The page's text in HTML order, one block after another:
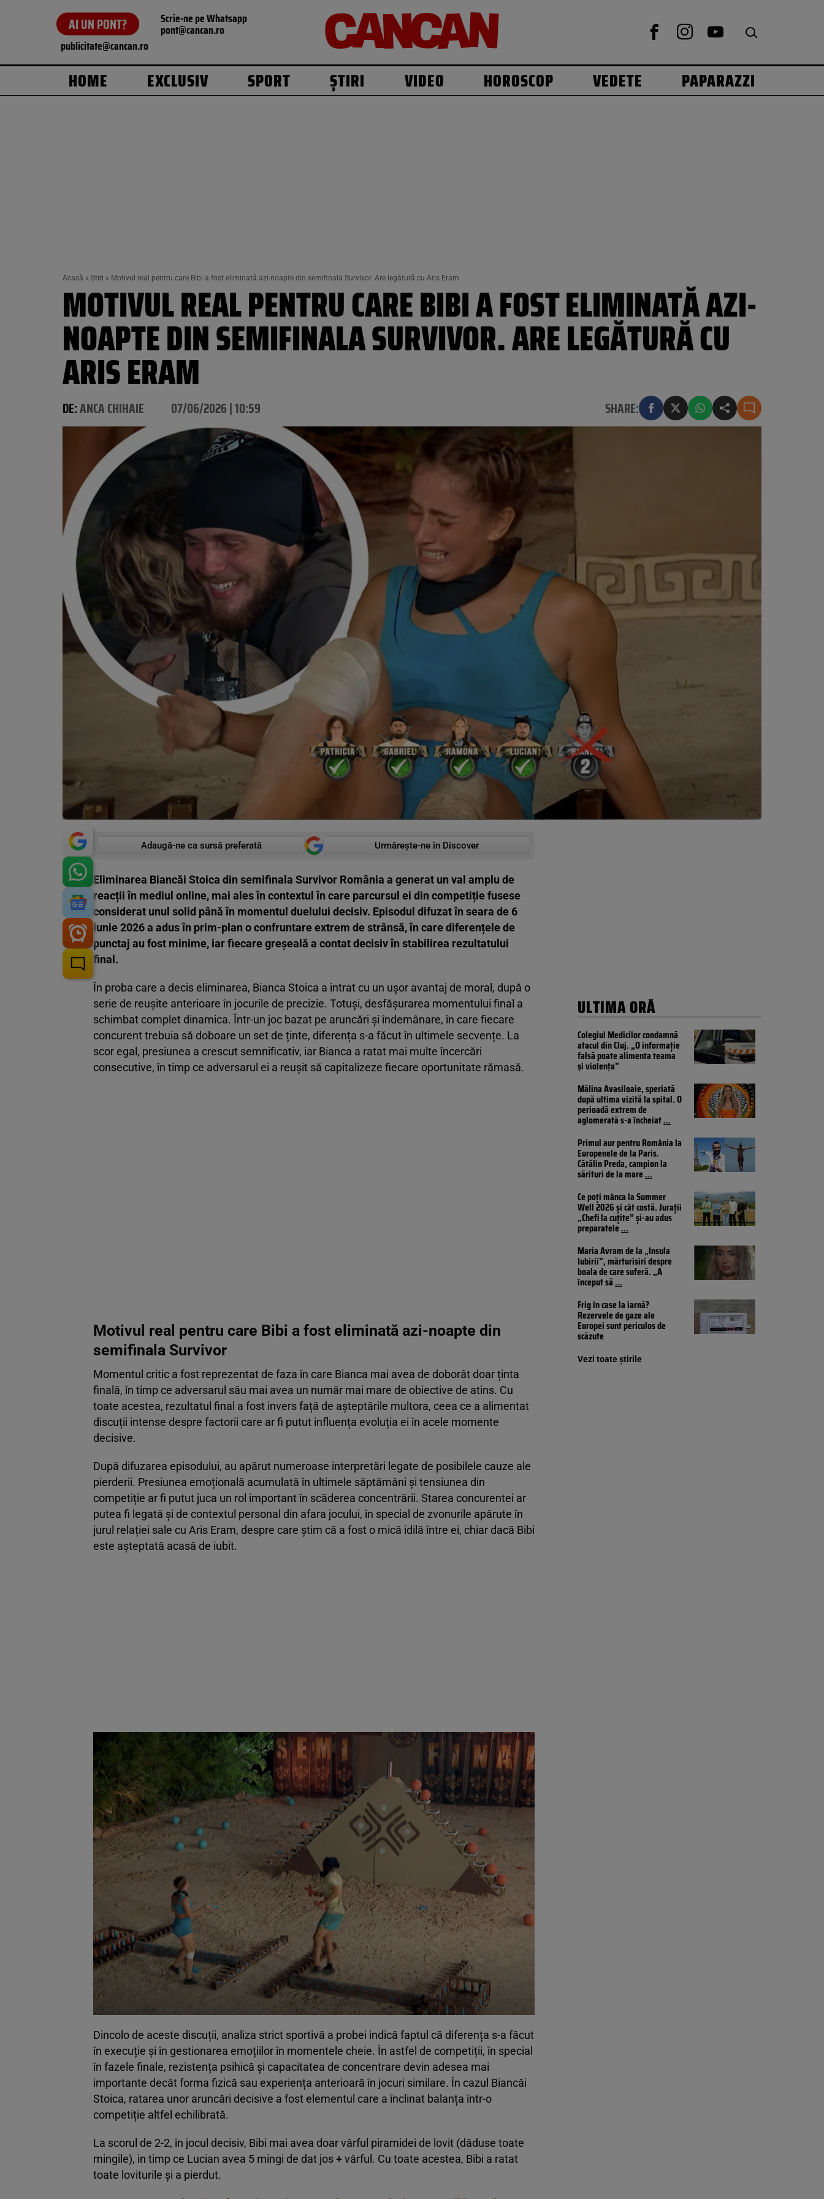
AI UN PONT? Scrie-ne pe Whatsapp
pont@cancan.ro
publicitate@cancan.ro
HOME EXCLUSIV SPORT ȘTIRI VIDEO HOROSCOP VEDETE PAPARAZZI
Acasă » Știri » Motivul real pentru care Bibi a fost eliminată azi-noapte din semifinala Survivor. Are legătură cu Aris Eram
MOTIVUL REAL PENTRU CARE BIBI A FOST ELIMINATĂ AZI-
NOAPTE DIN SEMIFINALA SURVIVOR. ARE LEGĂTURĂ CU
ARIS ERAM
DE:ANCA CHIHAIE 07/06/2026 | 10:59 SHARE:
Adaugă-ne ca sursă preferată Urmărește-ne în Discover
Eliminarea Biancăi Stoica din semifinala Survivor România a generat un val amplu de
reacții în mediul online, mai ales în contextul în care parcursul ei din competiție fusese
considerat unul solid până în momentul duelului decisiv. Episodul difuzat în seara de 6
iunie 2026 a adus în prim-plan o confruntare extrem de strânsă, în care diferențele de
punctaj au fost minime, iar fiecare greșeală a contat decisiv în stabilirea rezultatului
final.
În proba care a decis eliminarea, Bianca Stoica a intrat cu un ușor avantaj de moral, după o
serie de reușite anterioare în jocurile de precizie. Totuși, desfășurarea momentului final a
schimbat complet dinamica. Într-un joc bazat pe aruncări și îndemânare, în care fiecare
concurent trebuia să doboare un set de ținte, diferența s-a făcut în ultimele secvențe. La
scor egal, presiunea a crescut semnificativ, iar Bianca a ratat mai multe încercări
consecutive, în timp ce adversarul ei a reușit să capitalizeze fiecare oportunitate rămasă.
Motivul real pentru care Bibi a fost eliminată azi-noapte din
semifinala Survivor
Momentul critic a fost reprezentat de faza în care Bianca mai avea de doborât doar ținta
finală, în timp ce adversarul său mai avea un număr mai mare de obiective de atins. Cu
toate acestea, rezultatul final a fost invers față de așteptările multora, ceea ce a alimentat
discuții intense despre factorii care ar fi putut influența evoluția ei în acele momente
decisive.
După difuzarea episodului, au apărut numeroase interpretări legate de posibilele cauze ale
pierderii. Presiunea emoțională acumulată în ultimele săptămâni și tensiunea din
competiție ar fi putut juca un rol important în scăderea concentrării. Starea concurentei ar
putea fi legată și de contextul personal din afara jocului, în special de zvonurile apărute în
jurul relației sale cu Aris Eram, despre care știm că a fost o mică idilă între ei, chiar dacă Bibi
este așteptată acasă de iubit.
Dincolo de aceste discuții, analiza strict sportivă a probei indică faptul că diferența s-a făcut
în execuție și în gestionarea emoțiilor în momentele cheie. În astfel de competiții, în special
în fazele finale, rezistența psihică și capacitatea de concentrare devin adesea mai
importante decât forma fizică sau experiența anterioară în jocuri similare. În cazul Biancăi
Stoica, ratarea unor aruncări decisive a fost elementul care a înclinat balanța într-o
competiție altfel echilibrată.
La scorul de 2-2, în jocul decisiv, Bibi mai avea doar vârful piramidei de lovit (dăduse toate
mingile), in timp ce Lucian avea 5 mingi de dat jos + vârful. Cu toate acestea, Bibi a ratat
toate loviturile și a pierdut.
ULTIMA ORĂ
Colegiul Medicilor condamnă
atacul din Cluj. „O informație
falsă poate alimenta teama
și violența”
Mălina Avasiloaie, speriată
după ultima vizită la spital. O
perioadă extrem de
aglomerată s-a încheiat...
Primul aur pentru România la
Europenele de la Paris.
Cătălin Preda, campion la
sărituri de la mare...
Ce poți mânca la Summer
Well 2026 și cât costă. Jurații
„Chefi la cuțite” și-au adus
preparatele...
Maria Avram de la „Insula
Iubirii”, mărturisiri despre
boala de care suferă. „A
început să...
Frig în case la iarnă?
Rezervele de gaze ale
Europei sunt periculos de
scăzute
Vezi toate știrile